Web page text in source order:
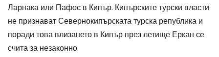
Ларнака или Пафос в Кипър. Кипърските турски власти
не признават Севернокипърската турска република и
поради това влизането в Кипър през летище Еркан се
счита за незаконно.